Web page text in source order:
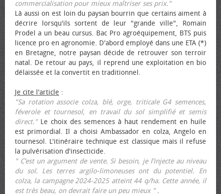
commercialisation pour mieux maîtriser ses prix."
Là aussi on est loin du paysan bourrin que certains aiment à
décrire lorsqu'ils sortent de leur "grande ville", Romain
Prodel a un beau cursus. Bac Pro agroéquipement, BTS puis
licence pro en agronomie. D'abord employé dans une ETA (*)
en Bretagne, notre paysan décide de retrouver son terroir
natal. De retour au pays, il reprend une exploitation en bio
délaissée et la convertit en traditionnel.
Je cite l'article :
"Sa rotation associe colza, blé, orge, triticale G4 semences,
féverole et tournesol, en travail du sol simplifié et semis
direct."Le choix des semences à haut rendement en huile
est primordial. Il a choisi Ambassador en colza, Angelo en
tournesol. L'itinéraire technique est classique mais il refuse
la pulvérisation d'insecticide.
" C’est un argument de vente. Si besoin, je l’injecte au niveau
du sol. Les terres argilo-limoneuses ont du potentiel. En
colza, la campagne 2024-2025 atteint 44 q/ha. Cette année, il
est très beau, on devrait faire un peu mieux ".